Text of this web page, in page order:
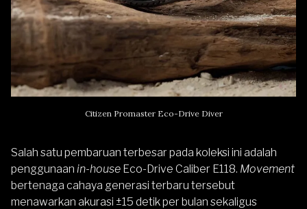
Citizen Promaster Eco-Drive Diver
Salah satu pembaruan terbesar pada koleksi ini adalah
penggunaan in-house Eco-Drive Caliber E118. Movement
bertenaga cahaya generasi terbaru tersebut
menawarkan akurasi ±15 detik per bulan sekaligus